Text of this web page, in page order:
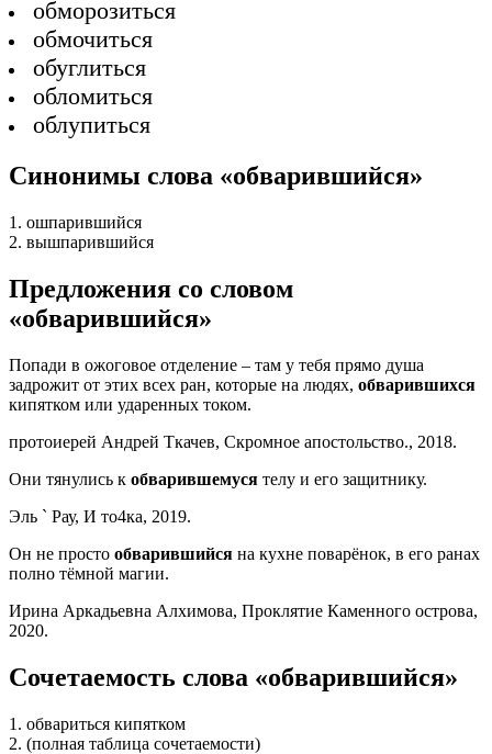
обморозиться
обмочиться
обуглиться
обломиться
облупиться
Синонимы слова «обварившийся»
1. ошпарившийся
2. вышпарившийся
Предложения со словом
«обварившийся»
Попади в ожоговое отделение – там у тебя прямо душа
задрожит от этих всех ран, которые на людях, обварившихся
кипятком или ударенных током.
протоиерей Андрей Ткачев, Скромное апостольство., 2018.
Они тянулись к обварившемуся телу и его защитнику.
Эль ` Рау, И то4ка, 2019.
Он не просто обварившийся на кухне поварёнок, в его ранах
полно тёмной магии.
Ирина Аркадьевна Алхимова, Проклятие Каменного острова,
2020.
Сочетаемость слова «обварившийся»
1. обвариться кипятком
2. (полная таблица сочетаемости)